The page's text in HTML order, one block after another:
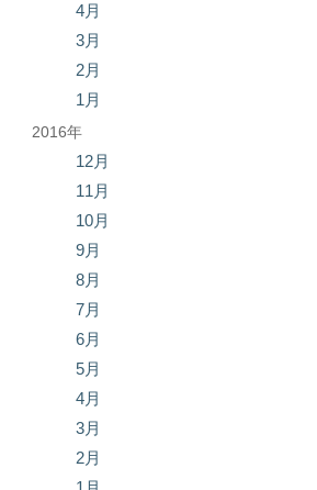
4月
3月
2月
1月
2016年
12月
11月
10月
9月
8月
7月
6月
5月
4月
3月
2月